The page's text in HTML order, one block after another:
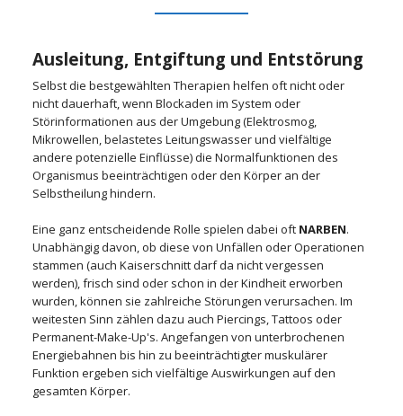
Ausleitung, Entgiftung und Entstörung
Selbst die bestgewählten Therapien helfen oft nicht oder
nicht dauerhaft, wenn Blockaden im System oder
Störinformationen aus der Umgebung (Elektrosmog,
Mikrowellen, belastetes Leitungswasser und vielfältige
andere potenzielle Einflüsse) die Normalfunktionen des
Organismus beeinträchtigen oder den Körper an der
Selbstheilung hindern.
Eine ganz entscheidende Rolle spielen dabei oft NARBEN.
Unabhängig davon, ob diese von Unfällen oder Operationen
stammen (auch Kaiserschnitt darf da nicht vergessen
werden), frisch sind oder schon in der Kindheit erworben
wurden, können sie zahlreiche Störungen verursachen. Im
weitesten Sinn zählen dazu auch Piercings, Tattoos oder
Permanent-Make-Up's. Angefangen von unterbrochenen
Energiebahnen bis hin zu beeinträchtigter muskulärer
Funktion ergeben sich vielfältige Auswirkungen auf den
gesamten Körper.